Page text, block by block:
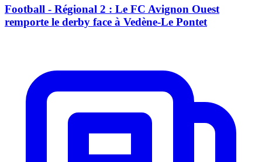
Football - Régional 2 : Le FC Avignon Ouest
remporte le derby face à Vedène-Le Pontet